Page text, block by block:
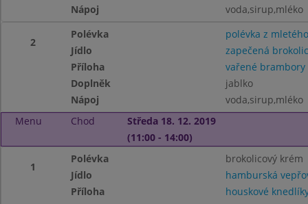
Nápoj
voda,sirup,mléko
2
Polévka
polévka z
Jídlo
zapečená
Příloha
vařené brambory
Doplněk
jablko
Nápoj
voda,sirup,mléko
Menu
Chod
Středa 18. 12. 2019
(11:00 - 14:00)
1
Polévka
brokolicový krém
Jídlo
hamburská
Příloha
houskové